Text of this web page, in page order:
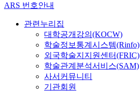
ARS 번호안내
관련누리집
대학공개강의(KOCW)
학술정보통계시스템(Rinfo)
외국학술지지원센터(FRIC)
학술관계분석서비스(SAM)
사서커뮤니티
기관회원